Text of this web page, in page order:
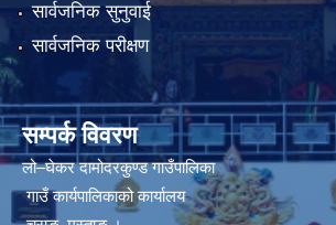
सार्वजनिक सुनुवाई
सार्वजनिक परीक्षण
सम्पर्क विवरण
लो–घेकर दामोदरकुण्ड गाउँपालिका
गाउँ कार्यपालिकाको कार्यालय